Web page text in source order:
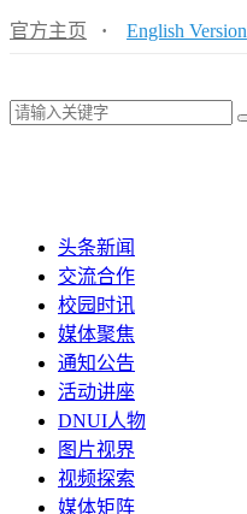
官方主页 · English Version
头条新闻
交流合作
校园时讯
媒体聚焦
通知公告
活动讲座
DNUI人物
图片视界
视频探索
媒体矩阵